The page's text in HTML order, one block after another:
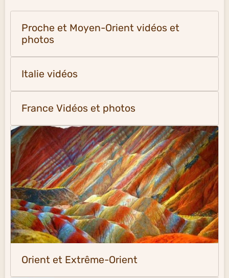
Proche et Moyen-Orient vidéos et
photos
Italie vidéos
France Vidéos et photos
Orient et Extrême-Orient